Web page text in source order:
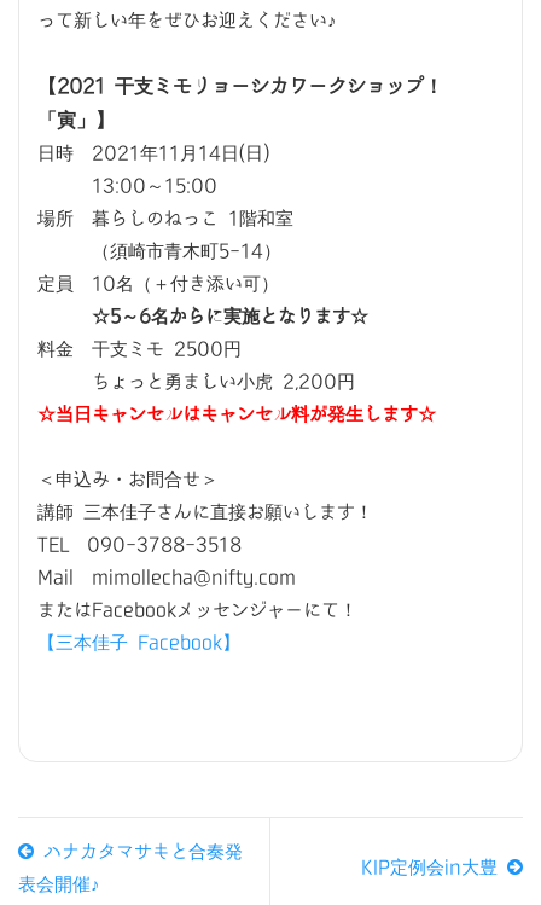
って新しい年をぜひお迎えください♪
【2021 干支ミモリョーシカワークショップ！
「寅」】
日時 2021年11月14日(日)
13:00～15:00
場所 暮らしのねっこ 1階和室
（須崎市青木町5-14）
定員 10名（＋付き添い可）
☆5～6名からに実施となります☆
料金 干支ミモ 2500円
ちょっと勇ましい小虎 2,200円
☆当日キャンセルはキャンセル料が発生します☆
＜申込み・お問合せ＞
講師 三本佳子さんに直接お願いします！
TEL 090-3788-3518
Mail mimollecha@nifty.com
またはFacebookメッセンジャーにて！
【三本佳子 Facebook】
ハナカタマサキと合奏発
表会開催♪
KIP定例会in大豊